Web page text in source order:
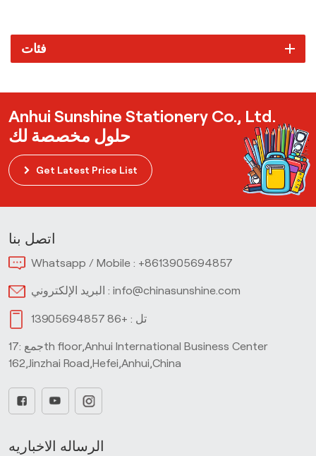
فئات
Anhui Sunshine Stationery Co., Ltd.
حلول مخصصة لك
Get Latest Price List
اتصل بنا
Whatsapp / Mobile : +8613905694857
البريد الإلكتروني : info@chinasunshine.com
تل : +86 13905694857
جمع :17th floor,Anhui International Business Center
162,Jinzhai Road,Hefei,Anhui,China
الرساله الاخباريه